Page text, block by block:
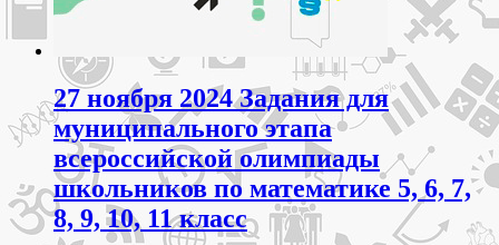
27 ноября 2024 Задания для
муниципального этапа
всероссийской олимпиады
школьников по математике 5, 6, 7,
8, 9, 10, 11 класс